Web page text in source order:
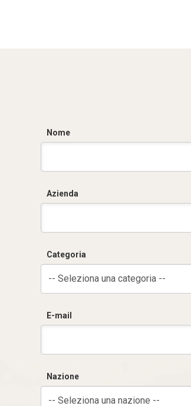
Nome
Azienda
Categoria
-- Seleziona una categoria --
E-mail
Nazione
-- Seleziona una nazione --